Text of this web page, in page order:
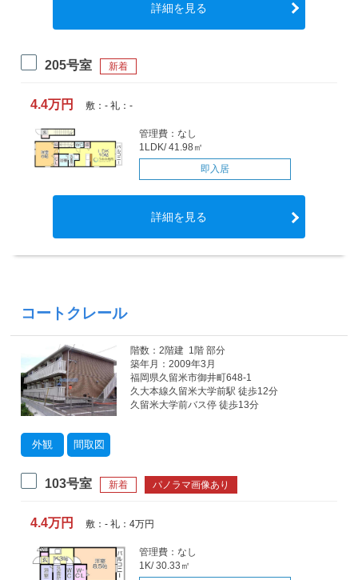
詳細を見る
205号室 新着
4.4万円 敷：- 礼：-
管理費：なし
1LDK/ 41.98㎡
即入居
詳細を見る
コートクレール
外観 間取図
階数：2階建 1階 部分
築年月：2009年3月
福岡県久留米市御井町648-1
久大本線久留米大学前駅 徒歩12分
久留米大学前バス停 徒歩13分
103号室 新着 パノラマ画像あり
4.4万円 敷：- 礼：4万円
管理費：なし
1K/ 30.33㎡